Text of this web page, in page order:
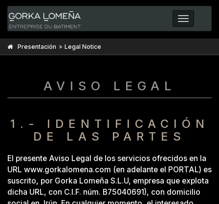
Toggle
navigation
Presentación Legal Notice
AVISO LEGAL
1.- IDENTIFICACIÓN
DE LAS PARTES
El presente Aviso Legal de los servicios ofrecidos en la
URL www.gorkalomena.com (en adelante el PORTAL) es
suscrito, por Gorka Lomeña S.L.U, empresa que explota
dicha URL, con C.I.F. núm. B75040691), con domicilio